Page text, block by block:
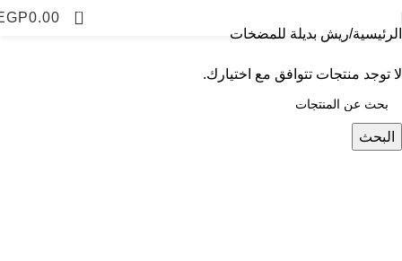
0
0.00 فئات
الرئيسية ريش بديلة للمضخات
لا توجد منتجات تتوافق مع اختيارك.
البحث